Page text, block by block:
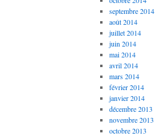
septembre 2014
août 2014
juillet 2014
juin 2014
mai 2014
avril 2014
mars 2014
février 2014
janvier 2014
décembre 2013
novembre 2013
octobre 2013